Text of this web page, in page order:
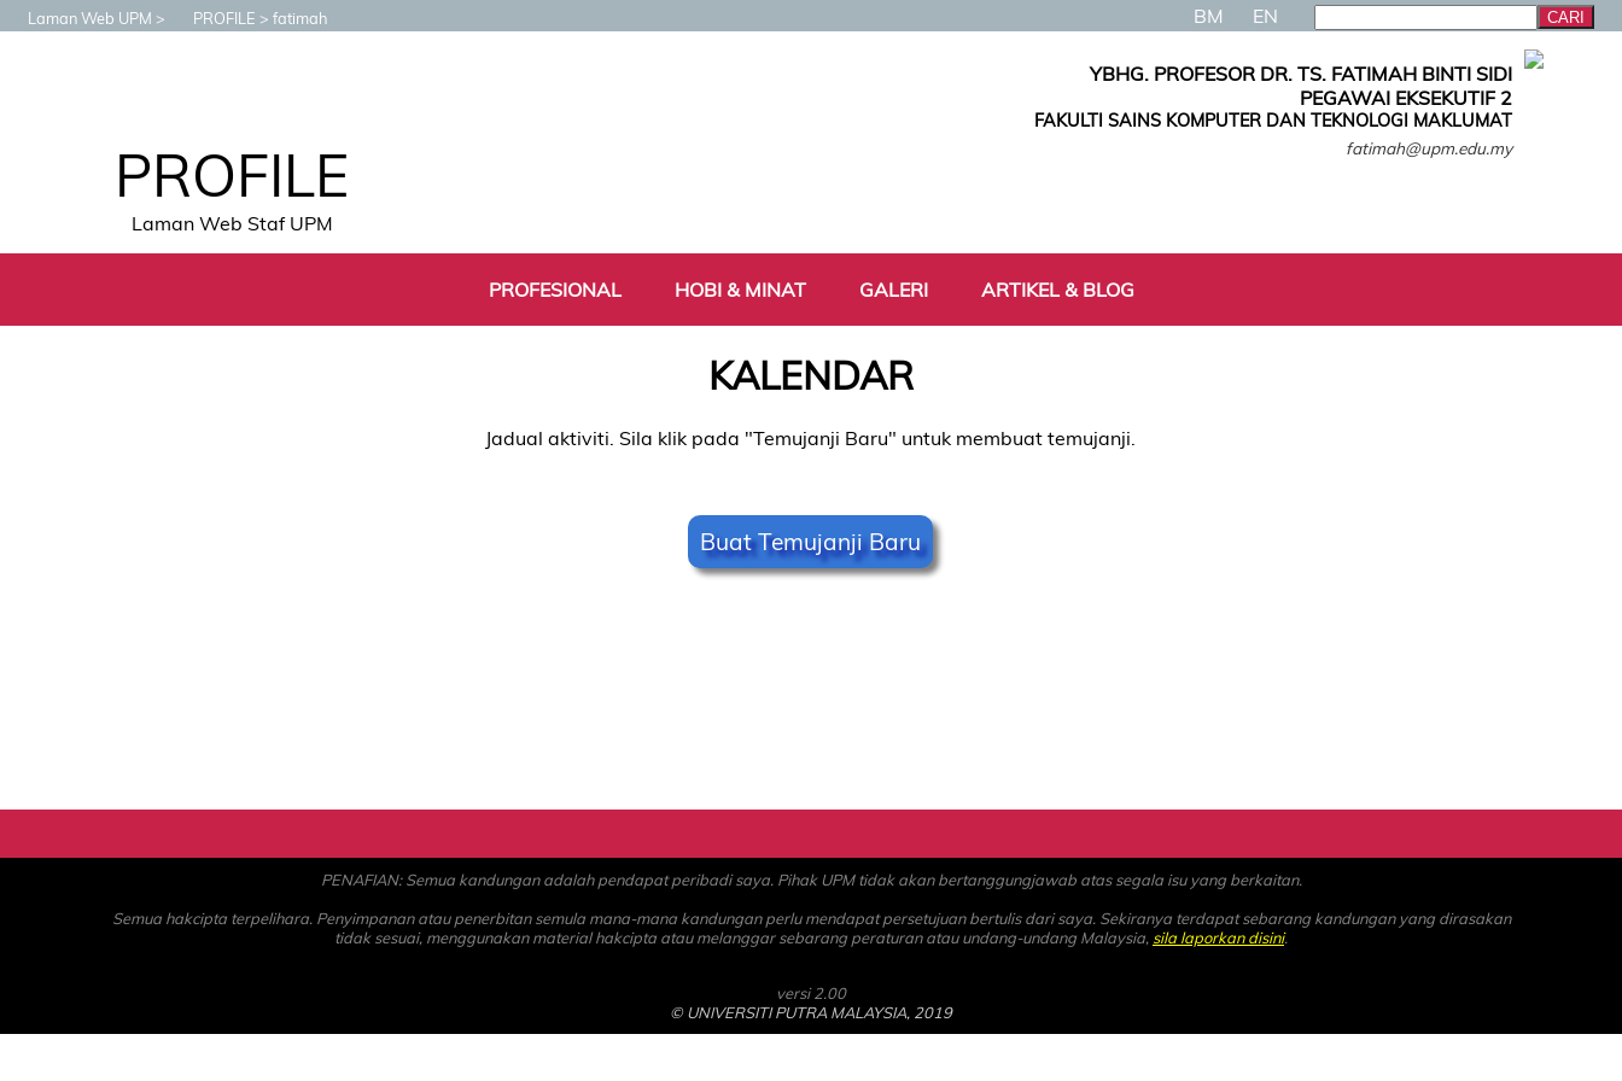
Laman Web UPM PROFILE fatimah BM EN
PROFILE
Laman Web Staf UPM
YBHG. PROFESOR DR. TS. FATIMAH BINTI SIDI
PEGAWAI EKSEKUTIF 2
FAKULTI SAINS KOMPUTER DAN TEKNOLOGI MAKLUMAT
fatimah@upm.edu.my
PROFESIONAL HOBI & MINAT GALERI ARTIKEL & BLOG
KALENDAR
Jadual aktiviti. Sila klik pada "Temujanji Baru" untuk membuat temujanji.
Buat Temujanji Baru
PENAFIAN: Semua kandungan adalah pendapat peribadi saya. Pihak UPM tidak akan bertanggungjawab atas segala isu yang berkaitan.
Semua hakcipta terpelihara. Penyimpanan atau penerbitan semula mana-mana kandungan perlu mendapat persetujuan bertulis dari saya. Sekiranya terdapat sebarang kandungan yang dirasakan
tidak sesuai, menggunakan material hakcipta atau melanggar sebarang peraturan atau undang-undang Malaysia, sila laporkan disini.
versi 2.00
© UNIVERSITI PUTRA MALAYSIA, 2019